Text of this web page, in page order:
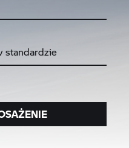
standardzie